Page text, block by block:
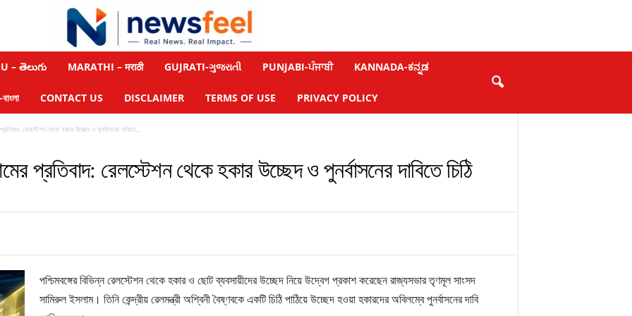
– తెలుగు MARATHI – मराठी GUJRATI-ગુજરાતી PUNJABI-ਪੰਜਾਬੀ KANNADA-ಕನ್ನಡ
CONTACT US DISCLAIMER TERMS OF USE PRIVACY POLICY
রেলস্টেশন থেকে হকার উচ্ছেদ ও পুনর্বাসনের দাবিতে...
প্রতিবাদ: রেলস্টেশন থেকে হকার উচ্ছেদ ও পুনর্বাসনের দাবিতে চিঠি
পশ্চিমবঙ্গের বিভিন্ন রেলস্টেশন থেকে হকার ও ছোট ব্যবসায়ীদের উচ্ছেদ নিয়ে উদ্বেগ প্রকাশ করেছেন রাজ্যসভার তৃণমূল সাংসদ
সামিরুল ইসলাম। তিনি কেন্দ্রীয় রেলমন্ত্রী অশ্বিনী বৈষ্ণবকে একটি চিঠি পাঠিয়ে উচ্ছেদ হওয়া হকারদের অবিলম্বে পুনর্বাসনের দাবি